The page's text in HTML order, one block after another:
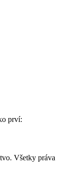
prví:
Všetky práva